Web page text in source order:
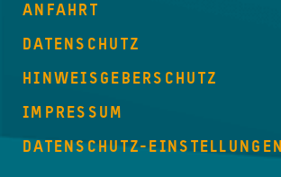
ANFAHRT
DATENSCHUTZ
HINWEISGEBERSCHUTZ
IMPRESSUM
DATENSCHUTZ-EINSTELLUNGEN